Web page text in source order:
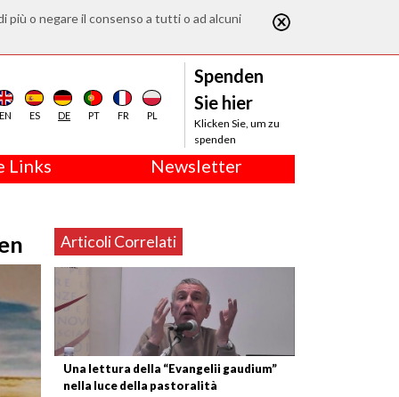
più o negare il consenso a tutti o ad alcuni
EN ES DE PT FR PL
Spenden
Sie hier
Klicken Sie, um zu
spenden
Links Newsletter
Articoli Correlati
Una lettura della “Evangelii gaudium”
nella luce della pastoralità